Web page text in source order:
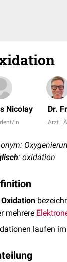
Nicolay
in
Dr.
Arzt |
: oxidation
Oxidation
mehrere
laufen